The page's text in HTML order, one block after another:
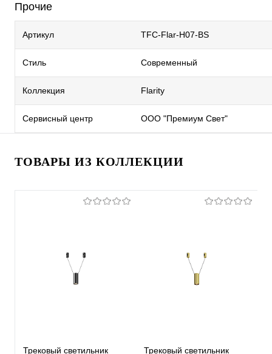
Прочие
Артикул TFC-Flar-H07-BS
Стиль Современный
Коллекция Flarity
Сервисный центр ООО "Премиум Свет"
ТОВАРЫ ИЗ КОЛЛЕКЦИИ
Трековый светильник
Трековый светильник